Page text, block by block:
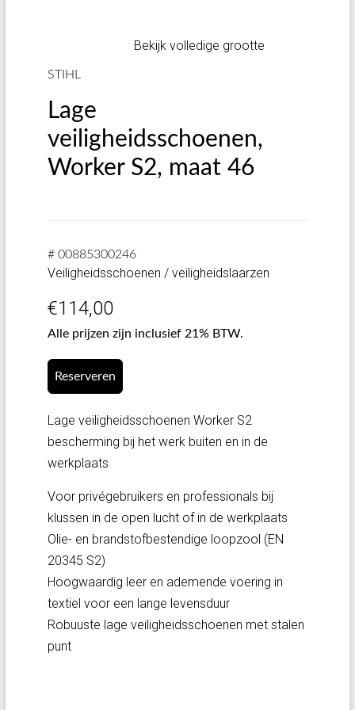
Bekijk volledige grootte
STIHL
Lage
veiligheidsschoenen,
Worker S2, maat 46
# 00885300246
Veiligheidsschoenen / veiligheidslaarzen
€114,00
Alle prijzen zijn inclusief 21% BTW.
Reserveren
Lage veiligheidsschoenen Worker S2
bescherming bij het werk buiten en in de
werkplaats
Voor privégebruikers en professionals bij
klussen in de open lucht of in de werkplaats
Olie- en brandstofbestendige loopzool (EN
20345 S2)
Hoogwaardig leer en ademende voering in
textiel voor een lange levensduur
Robuuste lage veiligheidsschoenen met stalen
punt